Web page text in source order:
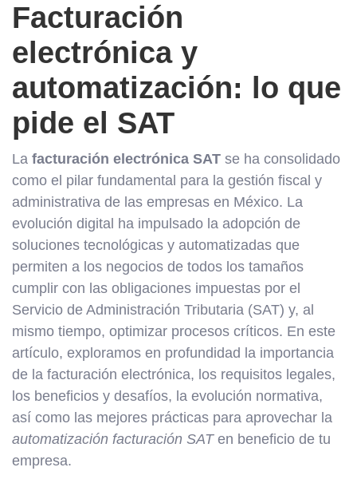
Facturación
electrónica y
automatización: lo que
pide el SAT
La facturación electrónica SAT se ha consolidado
como el pilar fundamental para la gestión fiscal y
administrativa de las empresas en México. La
evolución digital ha impulsado la adopción de
soluciones tecnológicas y automatizadas que
permiten a los negocios de todos los tamaños
cumplir con las obligaciones impuestas por el
Servicio de Administración Tributaria (SAT) y, al
mismo tiempo, optimizar procesos críticos. En este
artículo, exploramos en profundidad la importancia
de la facturación electrónica, los requisitos legales,
los beneficios y desafíos, la evolución normativa,
así como las mejores prácticas para aprovechar la
automatización facturación SATen beneficio de tu
empresa.